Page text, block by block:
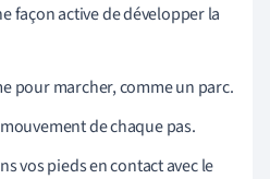
façon active de développer la
pour marcher, comme un parc.
de chaque pas.
vos pieds en contact avec le